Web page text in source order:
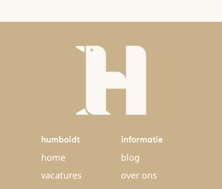
humboldt
home
vacatures
informatie
blog
over ons